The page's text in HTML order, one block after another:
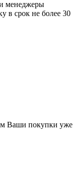
менеджеры
в срок не более 30
Ваши покупки уже